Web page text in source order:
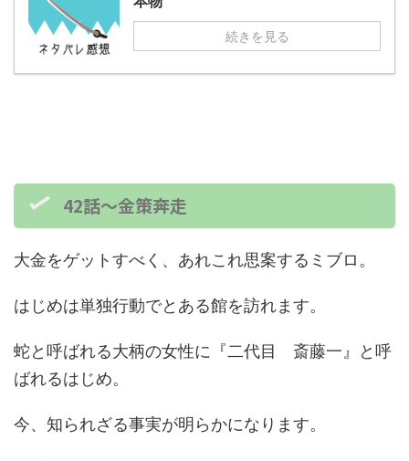
続きを見る
42話～金策奔走
大金をゲットすべく、あれこれ思案するミブロ。
はじめは単独行動でとある館を訪れます。
蛇と呼ばれる大柄の女性に『二代目 斎藤一』と呼
ばれるはじめ。
今、知られざる事実が明らかになります。